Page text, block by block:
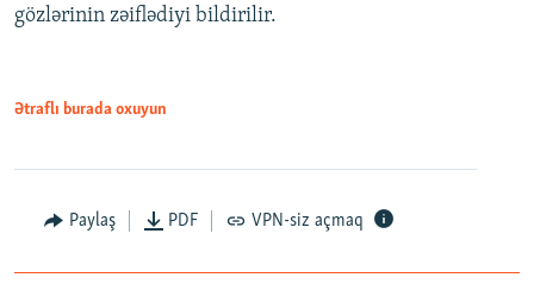
gözlərinin zəiflədiyi bildirilir.
Ətraflı burada oxuyun
Paylaş PDF VPN-siz açmaq